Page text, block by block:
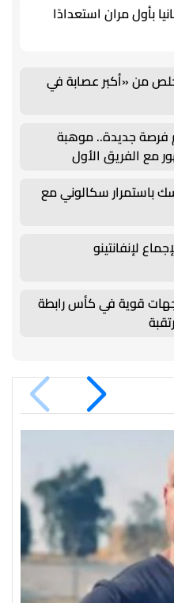
بأول مران استعدادًا
من «أكبر عصابة في
فرصة جديدة.. موهبة
مع الفريق الأول
باستمرار سكالوني مع
لإنفانتينو
قوية في كأس رابطة